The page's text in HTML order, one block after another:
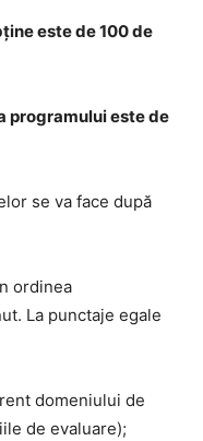
este de 100 de
programului este de
se va face după
ordinea
La punctaje egale
domeniului de
de evaluare);